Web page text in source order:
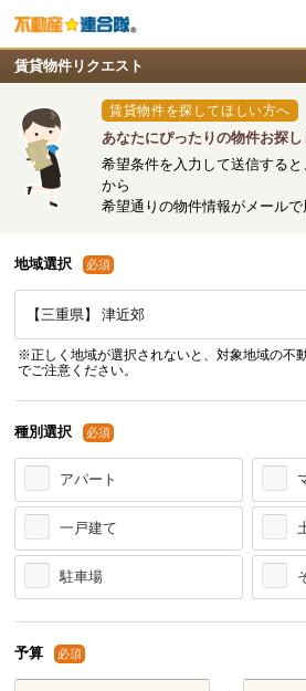
賃貸物件リクエスト
賃貸物件を探してほしい方へ
あなたにぴったりの物件お探し
希望条件を入力して送信する
から
希望通りの物件情報がメールで
地域選択 必須
※正しく地域が選択されないと、対象地域の不
でご注意ください。
種別選択 必須
アパート
一戸建て
駐車場
予算 必須